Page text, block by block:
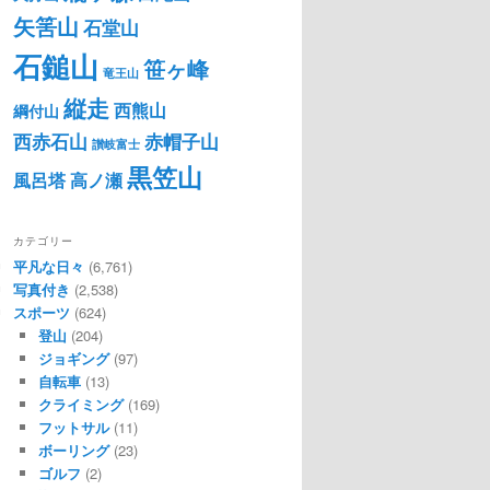
矢筈山 石堂山
石鎚山 竜王山 笹ヶ峰
綱付山 縦走西熊山
西赤石山 讃岐富士 赤帽子山
風呂塔高ノ瀬黒笠山
カテゴリー
平凡な日々 (6,761)
写真付き (2,538)
スポーツ (624)
登山 (204)
ジョギング(97)
自転車(13)
クライミング(169)
フットサル(11)
ボーリング(23)
ゴルフ (2)